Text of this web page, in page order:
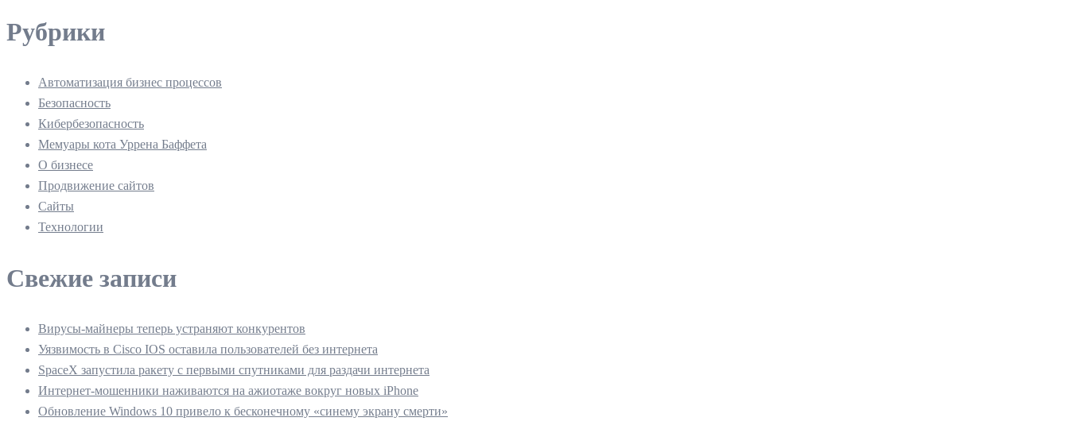
Рубрики
Автоматизация бизнес процессов
Безопасность
Кибербезопасность
Мемуары кота Уррена Баффета
О бизнесе
Продвижение сайтов
Сайты
Технологии
Свежие записи
Вирусы-майнеры теперь устраняют конкурентов
Уязвимость в Cisco IOS оставила пользователей без интернета
SpaceX запустила ракету с первыми спутниками для раздачи интернета
Интернет-мошенники наживаются на ажиотаже вокруг новых iPhone
Обновление Windows 10 привело к бесконечному «синему экрану смерти»